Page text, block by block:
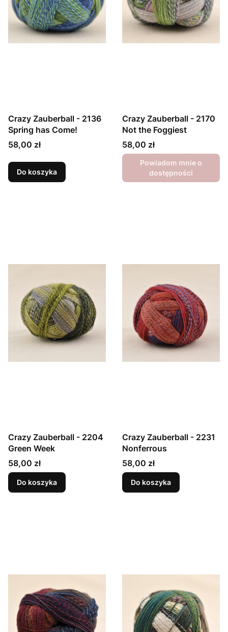
Crazy Zauberball - 2136
Spring has Come!
Cena
58,00 zł
Do koszyka
Crazy Zauberball - 2170
Not the Foggiest
Cena
58,00 zł
Powiadom mnie o
dostępności
Crazy Zauberball - 2204
Green Week
Cena
58,00 zł
Do koszyka
Crazy Zauberball - 2231
Nonferrous
Cena
58,00 zł
Do koszyka